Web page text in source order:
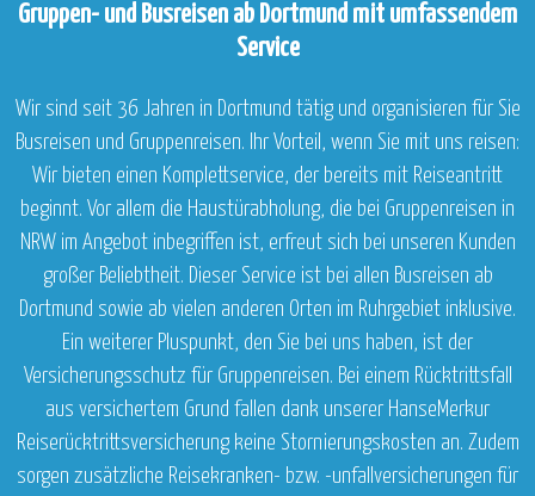
Gruppen- und Busreisen ab Dortmund mit umfassendem
Service
Wir sind seit 36 Jahren in Dortmund tätig und organisieren für Sie
Busreisen und Gruppenreisen. Ihr Vorteil, wenn Sie mit uns reisen:
Wir bieten einen Komplettservice, der bereits mit Reiseantritt
beginnt. Vor allem die Haustürabholung, die bei Gruppenreisen in
NRW im Angebot inbegriffen ist, erfreut sich bei unseren Kunden
großer Beliebtheit. Dieser Service ist bei allen Busreisen ab
Dortmund sowie ab vielen anderen Orten im Ruhrgebiet inklusive.
Ein weiterer Pluspunkt, den Sie bei uns haben, ist der
Versicherungsschutz für Gruppenreisen. Bei einem Rücktrittsfall
aus versichertem Grund fallen dank unserer HanseMerkur
Reiserücktrittsversicherung keine Stornierungskosten an. Zudem
sorgen zusätzliche Reisekranken- bzw. -unfallversicherungen für